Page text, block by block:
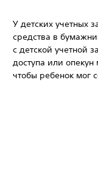
У детских учетных
средства в
с детской учетной
доступа или
чтобы ребенок мог